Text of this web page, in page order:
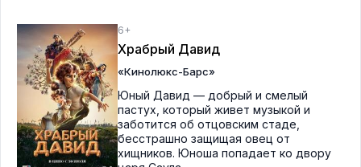
6+
Храбрый Давид
«Кинолюкс-Барс»
Юный Давид — добрый и смелый
пастух, который живет музыкой и
заботится об отцовским стаде,
бесстрашно защищая овец от
хищников. Юноша попадает ко двору